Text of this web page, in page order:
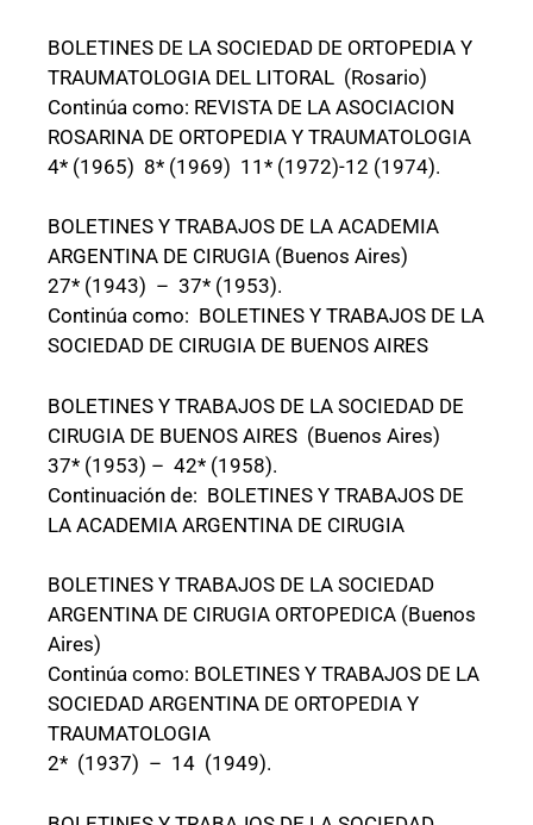
BOLETINES DE LA SOCIEDAD DE ORTOPEDIA Y
TRAUMATOLOGIA DEL LITORAL (Rosario)
Continúa como: REVISTA DE LA ASOCIACION
ROSARINA DE ORTOPEDIA Y TRAUMATOLOGIA
4* (1965) 8* (1969) 11* (1972)-12 (1974).
BOLETINES Y TRABAJOS DE LA ACADEMIA
ARGENTINA DE CIRUGIA (Buenos Aires)
27* (1943) – 37* (1953).
Continúa como: BOLETINES Y TRABAJOS DE LA
SOCIEDAD DE CIRUGIA DE BUENOS AIRES
BOLETINES Y TRABAJOS DE LA SOCIEDAD DE
CIRUGIA DE BUENOS AIRES (Buenos Aires)
37* (1953) – 42* (1958).
Continuación de: BOLETINES Y TRABAJOS DE
LA ACADEMIA ARGENTINA DE CIRUGIA
BOLETINES Y TRABAJOS DE LA SOCIEDAD
ARGENTINA DE CIRUGIA ORTOPEDICA (Buenos
Aires)
Continúa como: BOLETINES Y TRABAJOS DE LA
SOCIEDAD ARGENTINA DE ORTOPEDIA Y
TRAUMATOLOGIA
2* (1937) – 14 (1949).